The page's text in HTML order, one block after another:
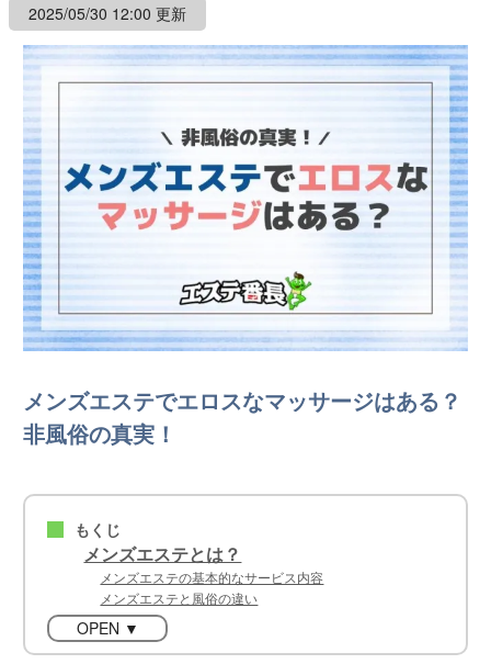
2025/05/30 12:00 更新
メンズエステでエロスなマッサージはある？
非風俗の真実！
■ もくじ
メンズエステとは？
メンズエステの基本的なサービス内容
メンズエステと風俗の違い
OPEN ▼